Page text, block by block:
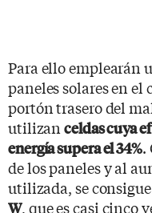
Para ello emplearán
paneles solares en el
portón trasero del
utilizanceldas cuya
energía supera el 34%.
de los paneles y al
utilizada, se
W, que es casi cinco